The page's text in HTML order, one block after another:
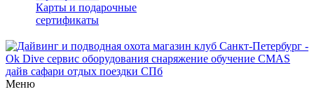
Карты и подарочные
сертификаты
Меню